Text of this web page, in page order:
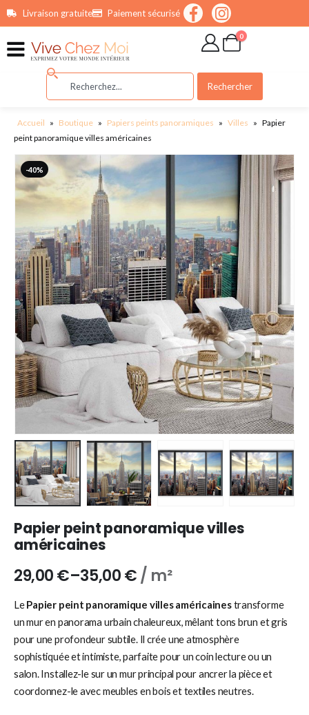
principalLivraison gratuite Paiement sécurisé
0
Rechercher
Accueil » Boutique » Papiers peints panoramiques » Villes » Papier
peint panoramique villes américaines
-40%
Papier peint panoramique villes
américaines
29,00€–35,00€/ m²
LePapier peint panoramique villes américainestransforme
un mur en panorama urbain chaleureux, mêlant tons brun et gris
pour une profondeur subtile. Il crée une atmosphère
sophistiquée et intimiste, parfaite pour un coin lecture ou un
salon. Installez-le sur un mur principal pour ancrer la pièce et
coordonnez-le avec meubles en bois et textiles neutres.